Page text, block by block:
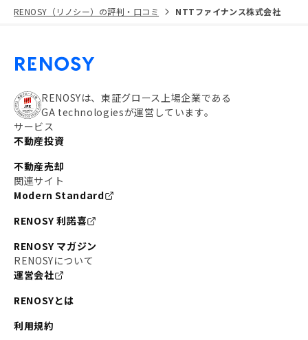
RENOSY（リノシー）の評判・口コミ
NTTファイナンス株式会社
RENOSYは、東証グロース上場企業である
GA technologiesが運営しています。
サービス
不動産投資
不動産売却
関連サイト
Modern Standard
RENOSY 利諾喜
RENOSY マガジン
RENOSYについて
運営会社
RENOSYとは
利用規約